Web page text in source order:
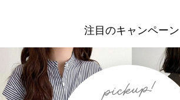
注目のキャンペーン